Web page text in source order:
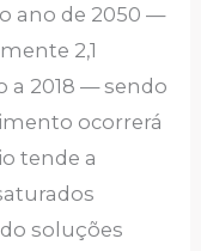
ano de 2050 —
2,1
a 2018 — sendo
ocorrerá
tende a
soluções